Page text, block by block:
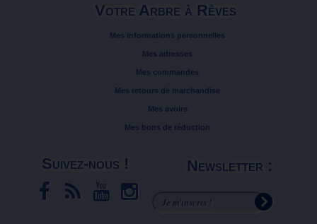
Votre Arbre à Rêves
Mes informations personnelles
Mes adresses
Mes commandes
Mes retours de marchandise
Mes avoirs
Mes bons de réduction
Suivez-nous ! Newsletter :